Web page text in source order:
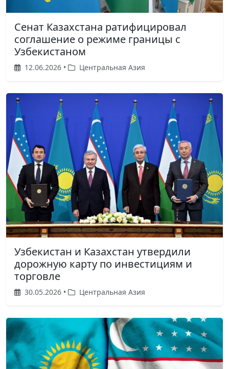
Сенат Казахстана ратифицировал
соглашение о режиме границы с
Узбекистаном
12.06.2026 • Центральная Азия
Узбекистан и Казахстан утвердили
дорожную карту по инвестициям и
торговле
30.05.2026 • Центральная Азия